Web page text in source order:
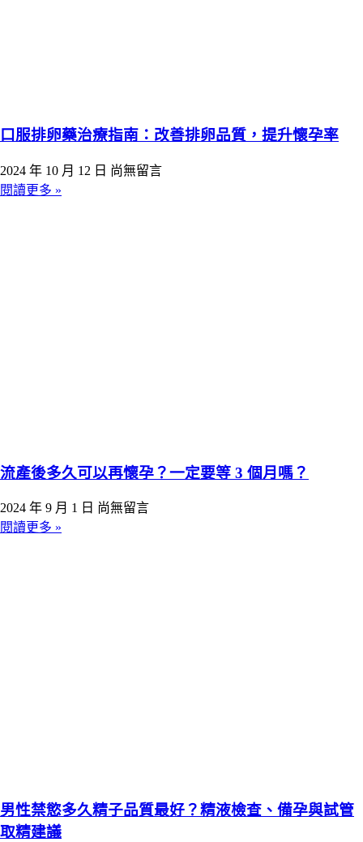
口服排卵藥治療指南：改善排卵品質，提升懷孕率
2024 年 10 月 12 日 尚無留言
閱讀更多 »
流產後多久可以再懷孕？一定要等 3 個月嗎？
2024 年 9 月 1 日 尚無留言
閱讀更多 »
男性禁慾多久精子品質最好？精液檢查、備孕與試管
取精建議